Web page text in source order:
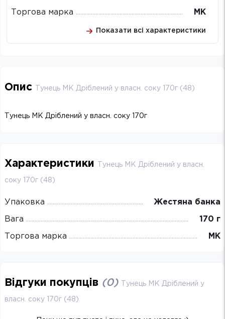
Торгова марка МК
Показати всі характеристики
Опис Тунець МК Дріблений у власн. соку 170г (48)
Тунець МК Дріблений у власн. соку 170г
Характеристики Тунець МК Дріблений у власн.
соку 170г (48)
Упаковка Жестяна банка
Вага 170 г
Торгова марка МК
Відгуки покупців (0) Тунець МК Дріблений у
власн. соку 170г (48)